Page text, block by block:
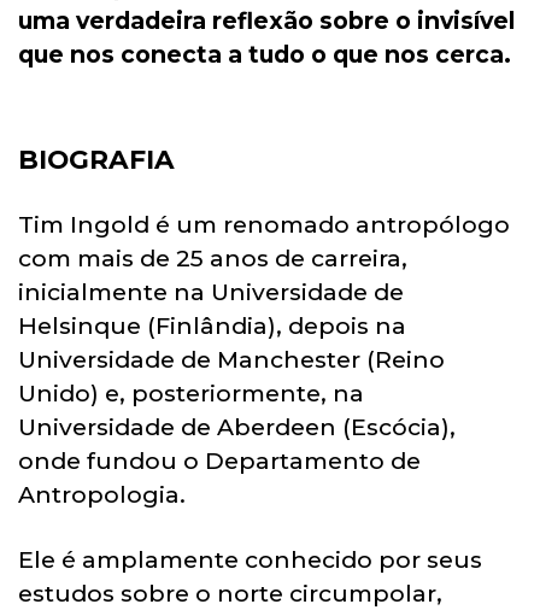
uma verdadeira reflexão sobre o invisível
que nos conecta a tudo o que nos cerca.
BIOGRAFIA
Tim Ingold é um renomado antropólogo
com mais de 25 anos de carreira,
inicialmente na Universidade de
Helsinque (Finlândia), depois na
Universidade de Manchester (Reino
Unido) e, posteriormente, na
Universidade de Aberdeen (Escócia),
onde fundou o Departamento de
Antropologia.
Ele é amplamente conhecido por seus
estudos sobre o norte circumpolar,